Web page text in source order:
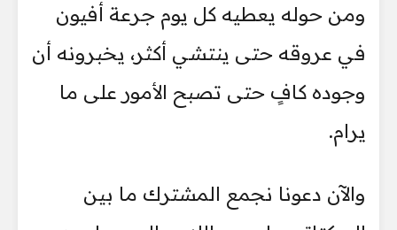
ومن حوله يعطيه كل يوم جرعة أفيون
في عروقه حتى ينتشي أكثر، يخبرونه أن
وجوده كافٍ حتى تصبح الأمور على ما
يرام.
والآن دعونا نجمع المشترك ما بين